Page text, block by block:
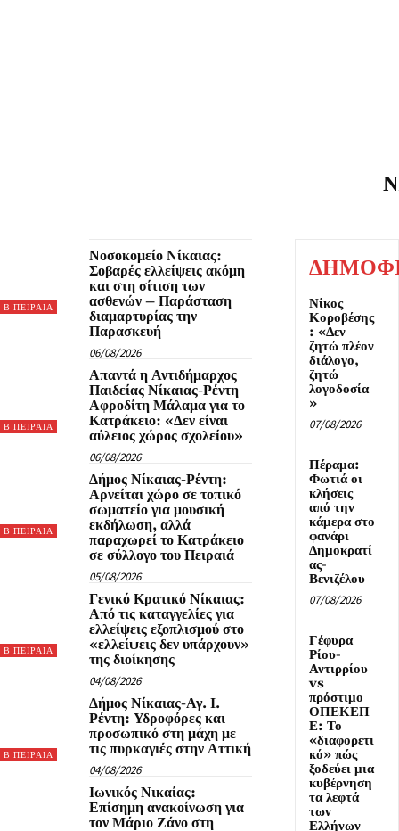
Β ΠΕΙΡΑΙΑ
Νοσοκομείο Νίκαιας:
Σοβαρές ελλείψεις ακόμη
και στη σίτιση των
ασθενών – Παράσταση
διαμαρτυρίας την
Παρασκευή
06/08/2026
Β ΠΕΙΡΑΙΑ
Απαντά η Αντιδήμαρχος
Παιδείας Νίκαιας-Ρέντη
Αφροδίτη Μάλαμα για το
Κατράκειο: «Δεν είναι
αύλειος χώρος σχολείου»
06/08/2026
Β ΠΕΙΡΑΙΑ
Δήμος Νίκαιας-Ρέντη:
Αρνείται χώρο σε τοπικό
σωματείο για μουσική
εκδήλωση, αλλά
παραχωρεί το Κατράκειο
σε σύλλογο του Πειραιά
05/08/2026
Β ΠΕΙΡΑΙΑ
Γενικό Κρατικό Νίκαιας:
Από τις καταγγελίες για
ελλείψεις εξοπλισμού στο
«ελλείψεις δεν υπάρχουν»
της διοίκησης
04/08/2026
Β ΠΕΙΡΑΙΑ
Δήμος Νίκαιας-Αγ. Ι.
Ρέντη: Υδροφόρες και
προσωπικό στη μάχη με
τις πυρκαγιές στην Αττική
04/08/2026
Ιωνικός Νικαίας:
Επίσημη ανακοίνωση για
τον Μάριο Ζάνο στη
Νίκος
Κοροβέσης
: «Δεν
ζητώ πλέον
διάλογο,
ζητώ
λογοδοσία
»
07/08/2026
Πέραμα:
Φωτιά οι
κλήσεις
από την
κάμερα στο
φανάρι
Δημοκρατί
ας-
Βενιζέλου
07/08/2026
Γέφυρα
Ρίου-
Αντιρρίου
vs
πρόστιμο
ΟΠΕΚΕΠ
Ε: Το
«διαφορετι
κό» πώς
ξοδεύει μια
κυβέρνηση
τα λεφτά
των
Ελλήνων